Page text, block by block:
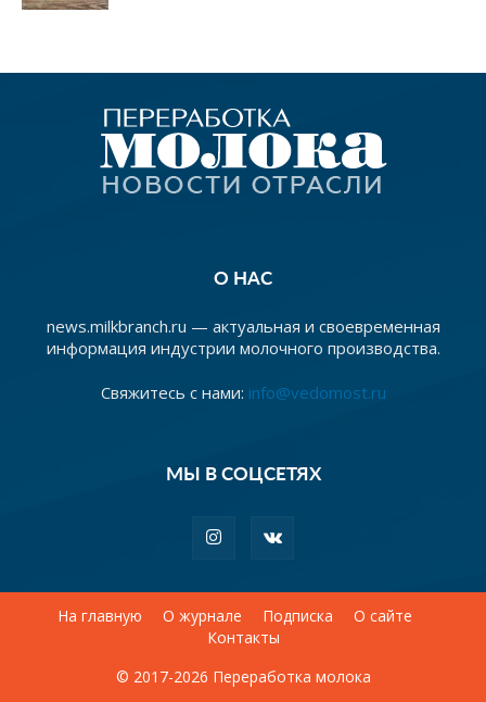
О НАС
news.milkbranch.ru — актуальная и своевременная
информация индустрии молочного производства.
Свяжитесь с нами: info@vedomost.ru
МЫ В СОЦСЕТЯХ
На главную О журнале Подписка
О сайте
Контакты
© 2017-2026 Переработка молока